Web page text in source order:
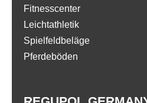
Fitnesscenter
Leichtathletik
Spielfeldbeläge
Pferdeböden